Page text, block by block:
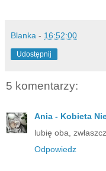
Blanka - 16:52:00
Udostępnij
5 komentarzy:
Ania - Kobieta
lubię oba,
Odpowiedz